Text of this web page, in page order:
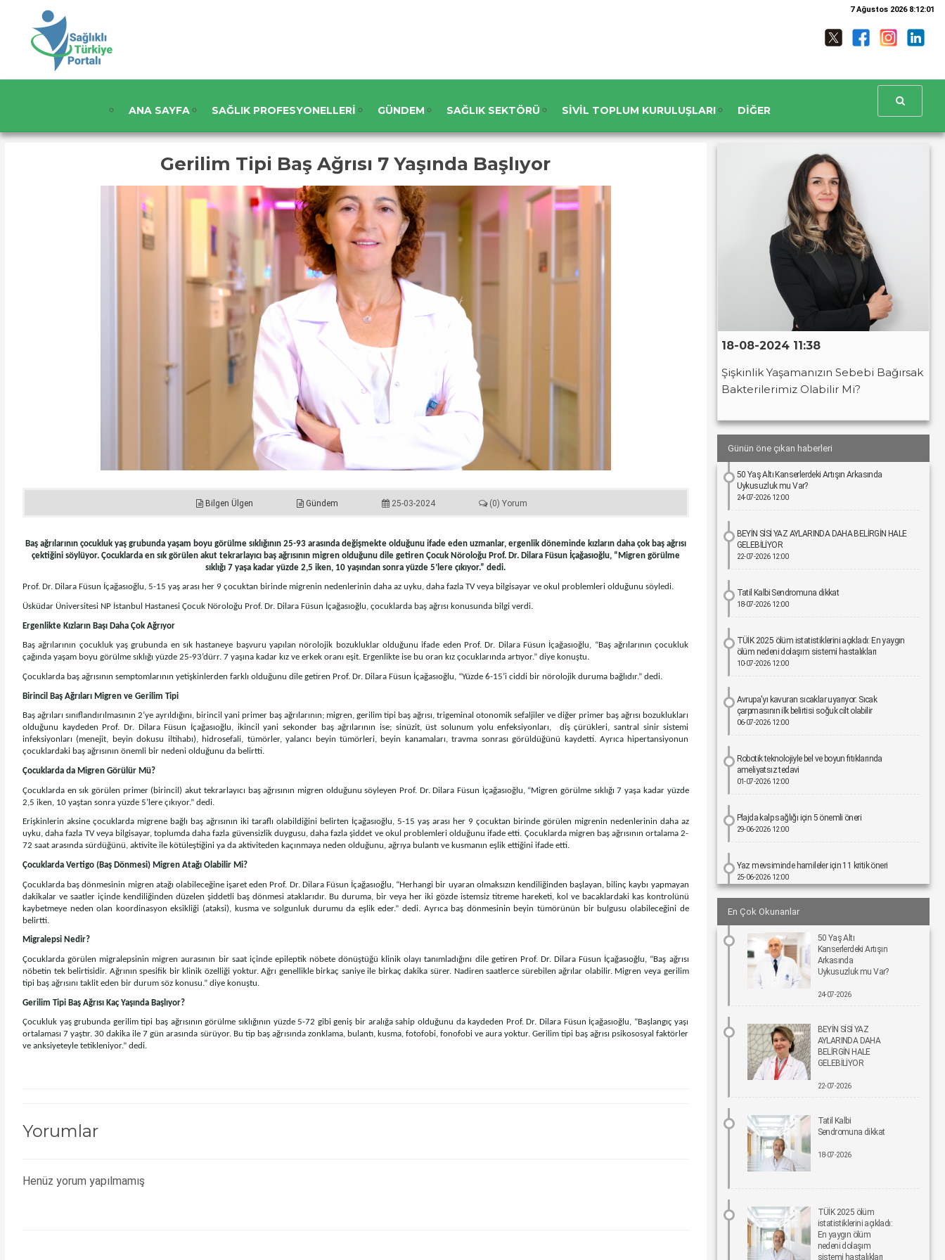
7 Ağustos 2026 8:12:02
ANA SAYFA SAĞLIK PROFESYONELLERI GÜNDEM SAĞLIK SEKTÖRÜ SIVIL TOPLUM KURULUŞLARI DIĞER
Gerilim Tipi Baş Ağrısı 7 Yaşında Başlıyor
Bilgen Ülgen Gündem 25-03-2024 (0) Yorum
Baş ağrılarının çocukluk yaş grubunda yaşam boyu görülme sıklığının 25-93 arasında değişmekte olduğunu ifade eden uzmanlar, ergenlik döneminde kızların daha çok baş ağrısı
çektiğini söylüyor. Çocuklarda en sık görülen akut tekrarlayıcı baş ağrısının migren olduğunu dile getiren Çocuk Nöroloğu Prof. Dr. Dilara Füsun İçağasıoğlu, “Migren görülme
sıklığı 7 yaşa kadar yüzde 2,5 iken, 10 yaşından sonra yüzde 5’lere çıkıyor.” dedi.
Prof. Dr. Dilara Füsun İçağasıoğlu, 5-15 yaş arası her 9 çocuktan birinde migrenin nedenlerinin daha az uyku, daha fazla TV veya bilgisayar ve okul problemleri olduğunu söyledi.
Üsküdar Üniversitesi NP İstanbul Hastanesi Çocuk Nöroloğu Prof. Dr. Dilara Füsun İçağasıoğlu, çocuklarda baş ağrısı konusunda bilgi verdi.
Ergenlikte Kızların Başı Daha Çok Ağrıyor
Baş ağrılarının çocukluk yaş grubunda en sık hastaneye başvuru yapılan nörolojik bozukluklar olduğunu ifade eden Prof. Dr. Dilara Füsun İçağasıoğlu, “Baş ağrılarının çocukluk
çağında yaşam boyu görülme sıklığı yüzde 25-93’dürr. 7 yaşına kadar kız ve erkek oranı eşit. Ergenlikte ise bu oran kız çocuklarında artıyor.” diye konuştu.
Çocuklarda baş ağrısının semptomlarının yetişkinlerden farklı olduğunu dile getiren Prof. Dr. Dilara Füsun İçağasıoğlu, “Yüzde 6-15’i ciddi bir nörolojik duruma bağlıdır.” dedi.
Birincil Baş Ağrıları Migren ve Gerilim Tipi
Baş ağrıları sınıflandırılmasının 2’ye ayrıldığını, birincil yani primer baş ağrılarının; migren, gerilim tipi baş ağrısı, trigeminal otonomik sefaljiler ve diğer primer baş ağrısı bozuklukları
olduğunu kaydeden Prof. Dr. Dilara Füsun İçağasıoğlu, ikincil yani sekonder baş ağrılarının ise; sinüzit, üst solunum yolu enfeksiyonları, diş çürükleri, santral sinir sistemi
infeksiyonları (menejit, beyin dokusu iltihabı), hidrosefali, tümörler, yalancı beyin tümörleri, beyin kanamaları, travma sonrası görüldüğünü kaydetti. Ayrıca hipertansiyonun
çocuklardaki baş ağrısının önemli bir nedeni olduğunu da belirtti.
Çocuklarda da Migren Görülür Mü?
Çocuklarda en sık görülen primer (birincil) akut tekrarlayıcı baş ağrısının migren olduğunu söyleyen Prof. Dr. Dilara Füsun İçağasıoğlu, “Migren görülme sıklığı 7 yaşa kadar yüzde
2,5 iken, 10 yaştan sonra yüzde 5’lere çıkıyor.” dedi.
Erişkinlerin aksine çocuklarda migrene bağlı baş ağrısının iki taraflı olabildiğini belirten İçağasıoğlu, 5-15 yaş arası her 9 çocuktan birinde görülen migrenin nedenlerinin daha az
uyku, daha fazla TV veya bilgisayar, toplumda daha fazla güvensizlik duygusu, daha fazla şiddet ve okul problemleri olduğunu ifade etti. Çocuklarda migren baş ağrısının ortalama 2-
72 saat arasında sürdüğünü, aktivite ile kötüleştiğini ya da aktiviteden kaçınmaya neden olduğunu, ağrıya bulantı ve kusmanın eşlik ettiğini ifade etti.
Çocuklarda Vertigo (Baş Dönmesi) Migren Atağı Olabilir Mi?
Çocuklarda baş dönmesinin migren atağı olabileceğine işaret eden Prof. Dr. Dilara Füsun İçağasıoğlu, “Herhangi bir uyaran olmaksızın kendiliğinden başlayan, bilinç kaybı yapmayan
dakikalar ve saatler içinde kendiliğinden düzelen şiddetli baş dönmesi ataklarıdır. Bu duruma, bir veya her iki gözde istemsiz titreme hareketi, kol ve bacaklardaki kas kontrolünü
kaybetmeye neden olan koordinasyon eksikliği (ataksi), kusma ve solgunluk durumu da eşlik eder.” dedi. Ayrıca baş dönmesinin beyin tümörünün bir bulgusu olabileceğini de
belirtti.
Migralepsi Nedir?
Çocuklarda görülen migralepsinin migren aurasının bir saat içinde epileptik nöbete dönüştüğü klinik olayı tanımladığını dile getiren Prof. Dr. Dilara Füsun İçağasıoğlu, “Baş ağrısı
nöbetin tek belirtisidir. Ağrının spesifik bir klinik özelliği yoktur. Ağrı genellikle birkaç saniye ile birkaç dakika sürer. Nadiren saatlerce sürebilen ağrılar olabilir. Migren veya gerilim
tipi baş ağrısını taklit eden bir durum söz konusu.” diye konuştu.
Gerilim Tipi Baş Ağrısı Kaç Yaşında Başlıyor?
Çocukluk yaş grubunda gerilim tipi baş ağrısının görülme sıklığının yüzde 5-72 gibi geniş bir aralığa sahip olduğunu da kaydeden Prof. Dr. Dilara Füsun İçağasıoğlu, “Başlangıç yaşı
ortalaması 7 yaştır. 30 dakika ile 7 gün arasında sürüyor. Bu tip baş ağrısında zonklama, bulantı, kusma, fotofobi, fonofobi ve aura yoktur. Gerilim tipi baş ağrısı psikososyal faktörler
ve anksiyeteyle tetikleniyor.” dedi.
Yorumlar
Henüz yorum yapılmamış
18-08-2024 11:38
Şişkinlik Yaşamanızın Sebebi Bağırsak
Bakterilerimiz Olabilir Mi?
Günün öne çıkan haberleri
50 Yaş Altı Kanserlerdeki Artışın Arkasında
Uykusuzluk mu Var?
24-07-2026 12:00
BEYİN SİSİ YAZ AYLARINDA DAHA BELİRGİN HALE
GELEBİLİYOR
22-07-2026 12:00
Tatil Kalbi Sendromuna dikkat
18-07-2026 12:00
TÜİK 2025 ölüm istatistiklerini açıkladı: En yaygın
ölüm nedeni dolaşım sistemi hastalıkları
10-07-2026 12:00
Avrupa'yı kavuran sıcaklar uyarıyor: Sıcak
çarpmasının ilk belirtisi soğuk cilt olabilir
06-07-2026 12:00
Robotik teknolojiyle bel ve boyun fıtıklarında
ameliyatsız tedavi
01-07-2026 12:00
Plajda kalp sağlığı için 5 önemli öneri
29-06-2026 12:00
Yaz mevsiminde hamileler için 11 kritik öneri
25-06-2026 12:00
Kız çocuklarında idrar yolu enfeksiyonu riski 4 kata
kadar artabiliyor
24-06-2026 12:00
Bel Ağrıları Basit Önlemlerle Kontrol Altına Alınabilir
17-06-2026 12:00
Cerrahiler
16-06-2026 12:00
İmplant tedavisinde aynı gün yeni diş mümkün
Parkinson riskinde çevresel faktörler öne çıkıyor!
15-06-2026 12:00
Sigara Kullanım ve Bırakma Davranışları
Akademisi Ulusal Tütün Kontrolü Kongresi’nde Yer
Aldı
En Çok Okunanlar
50 Yaş Altı
Kanserlerdeki Artışın
Arkasında
Uykusuzluk mu Var?
24-07-2026
BEYİN SİSİ YAZ
AYLARINDA DAHA
BELİRGİN HALE
GELEBİLİYOR
22-07-2026
Tatil Kalbi
Sendromuna dikkat
18-07-2026
TÜİK 2025 ölüm
istatistiklerini açıkladı:
En yaygın ölüm
nedeni dolaşım
sistemi hastalıkları